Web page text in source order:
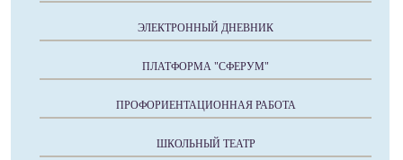
ЭЛЕКТРОННЫЙ ДНЕВНИК
ПЛАТФОРМА "СФЕРУМ"
ПРОФОРИЕНТАЦИОННАЯ РАБОТА
ШКОЛЬНЫЙ ТЕАТР